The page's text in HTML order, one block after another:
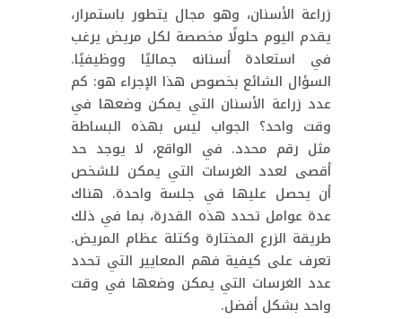
زراعة الأسنان، وهو مجال يتطور باستمرار،
يقدم اليوم حلولًا مخصصة لكل مريض يرغب
في استعادة أسنانه جماليًا ووظيفيًا.
السؤال الشائع بخصوص هذا الإجراء هو: كم
عدد زراعة الأسنان التي يمكن وضعها في
وقت واحد؟ الجواب ليس بهذه البساطة
مثل رقم محدد. في الواقع، لا يوجد حد
أقصى لعدد الغرسات التي يمكن للشخص
أن يحصل عليها في جلسة واحدة. هناك
عدة عوامل تحدد هذه القدرة، بما في ذلك
طريقة الزرع المختارة وكتلة عظام المريض.
تعرف على كيفية فهم المعايير التي تحدد
عدد الغرسات التي يمكن وضعها في وقت
واحد بشكل أفضل.